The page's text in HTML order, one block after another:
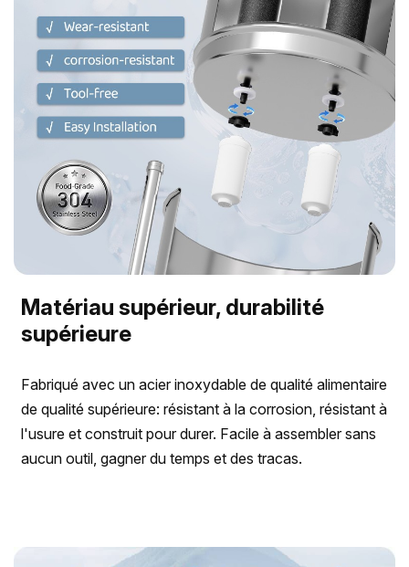
Matériau supérieur, durabilité
supérieure
Fabriqué avec un acier inoxydable de qualité alimentaire
de qualité supérieure: résistant à la corrosion, résistant à
l'usure et construit pour durer. Facile à assembler sans
aucun outil, gagner du temps et des tracas.